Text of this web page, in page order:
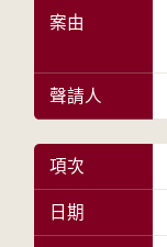
案由
聲請人
項次
日期